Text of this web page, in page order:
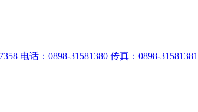
电话：0898-31581380 传真：0898-31581381